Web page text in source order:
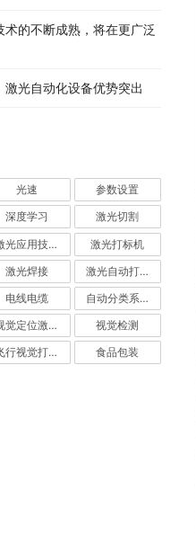
的不断成熟，将在更广泛
光自动化设备优势突出
光速 参数设置
深度学习 激光切割
激光应用技术 激光打标机
激光焊接 激光自动打标机
电线电缆 自动分类系统
视觉定位激光打标机 视觉检测
飞行视觉打标系统 食品包装